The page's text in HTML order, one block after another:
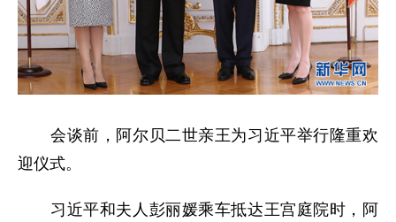
会谈前，阿尔贝二世亲王为习近平举行隆重欢
迎仪式。
习近平和夫人彭丽媛乘车抵达王宫庭院时，阿